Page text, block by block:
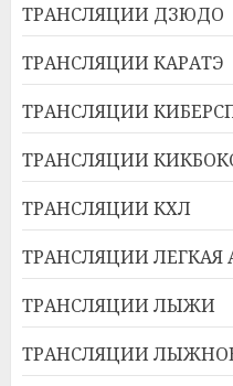
ТРАНСЛЯЦИИ ДЗЮДО
ТРАНСЛЯЦИИ КАРАТЭ
ТРАНСЛЯЦИИ
ТРАНСЛЯЦИИ
ТРАНСЛЯЦИИ КХЛ
ТРАНСЛЯЦИИ ЛЕГКАЯ
ТРАНСЛЯЦИИ ЛЫЖИ
ТРАНСЛЯЦИИ